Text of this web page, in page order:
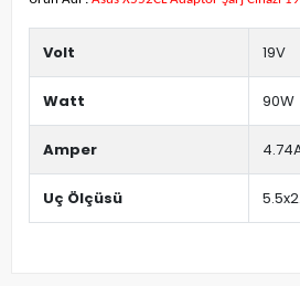
Volt 19V
Watt 90W
Amper
Uç Ölçüsü